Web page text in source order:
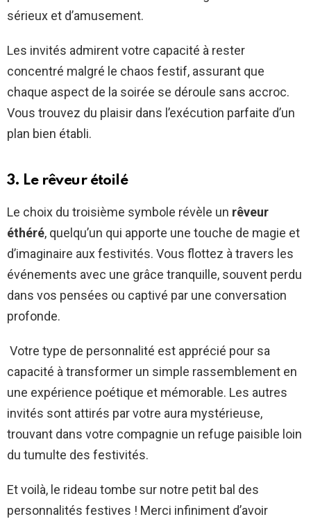
sérieux et d’amusement.
Les invités admirent votre capacité à rester
concentré malgré le chaos festif, assurant que
chaque aspect de la soirée se déroule sans accroc.
Vous trouvez du plaisir dans l’exécution parfaite d’un
plan bien établi.
3. Le rêveur étoilé
Le choix du troisième symbole révèle un rêveur
éthéré, quelqu’un qui apporte une touche de magie et
d’imaginaire aux festivités. Vous flottez à travers les
événements avec une grâce tranquille, souvent perdu
dans vos pensées ou captivé par une conversation
profonde.
Votre type de personnalité est apprécié pour sa
capacité à transformer un simple rassemblement en
une expérience poétique et mémorable. Les autres
invités sont attirés par votre aura mystérieuse,
trouvant dans votre compagnie un refuge paisible loin
du tumulte des festivités.
Et voilà, le rideau tombe sur notre petit bal des
personnalités festives ! Merci infiniment d’avoir